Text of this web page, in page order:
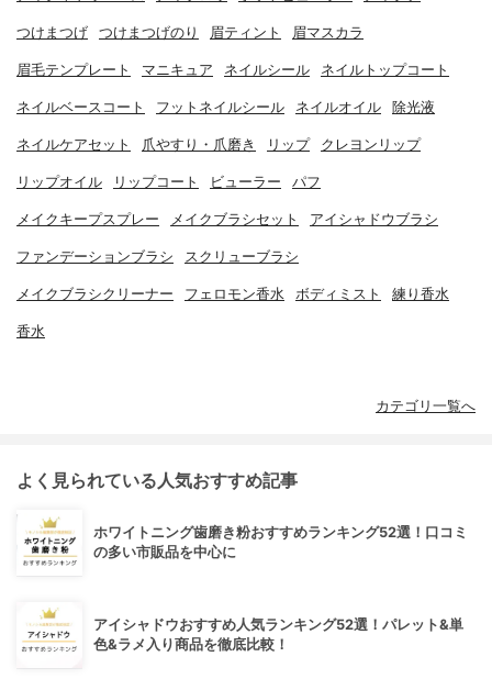
つけまつげ つけまつげのり 眉ティント 眉マスカラ
眉毛テンプレート マニキュア ネイルシール ネイルトップコート
ネイルベースコート フットネイルシール ネイルオイル 除光液
ネイルケアセット 爪やすり・爪磨き リップ クレヨンリップ
リップオイル リップコート ビューラー パフ
メイクキープスプレー メイクブラシセット アイシャドウブラシ
ファンデーションブラシ スクリューブラシ
メイクブラシクリーナー フェロモン香水 ボディミスト 練り香水
香水
カテゴリ一覧へ
よく見られている人気おすすめ記事
ホワイトニング歯磨き粉おすすめランキング52選！口コミ
の多い市販品を中心に
アイシャドウおすすめ人気ランキング52選！パレット&単
色&ラメ入り商品を徹底比較！